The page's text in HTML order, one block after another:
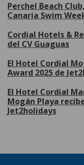
Perchel Beach
Canaria Swim
Cordial Hotels &
del CV Guaguas
El Hotel Cordial
Award 2025 de
El Hotel Cordial
Mogán Playa
Jet2holidays